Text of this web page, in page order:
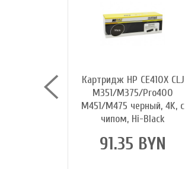
CF370AM
Картридж HP CE410X CLJ
M351/M375/Pro400
M451/M475 черный, 4K, с
чипом, Hi-Black
91.35 BYN